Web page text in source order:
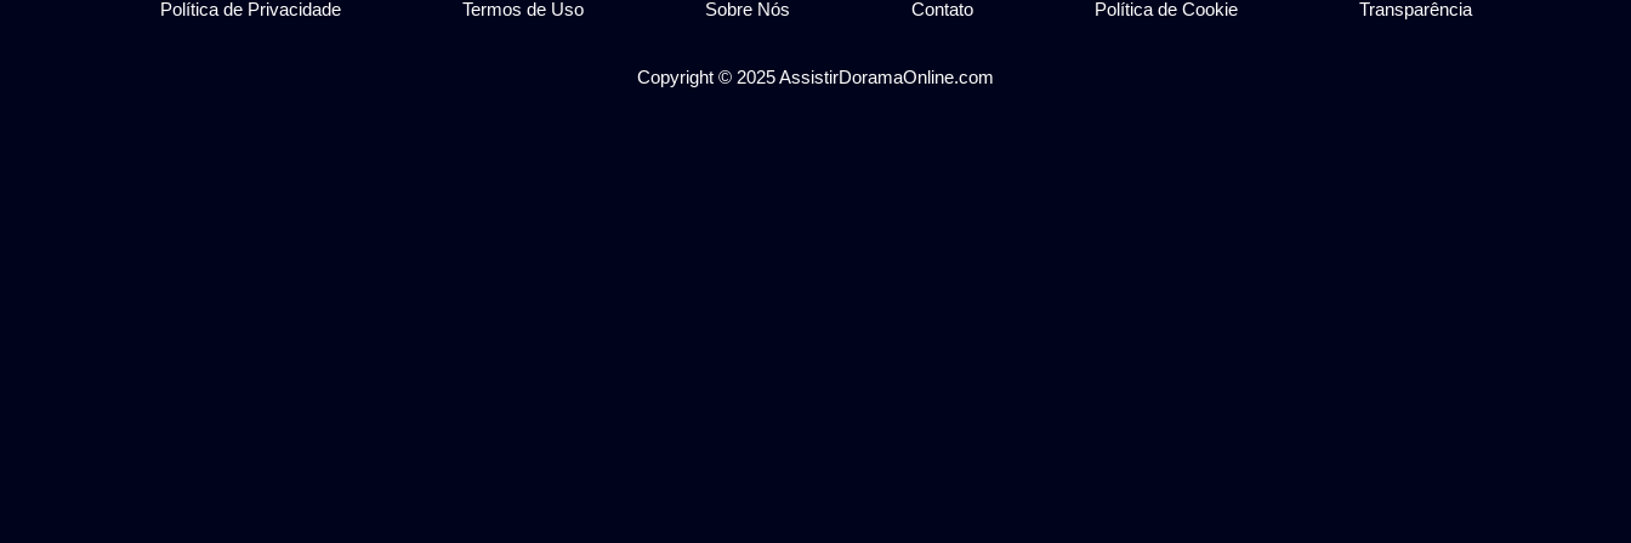
Política de Privacidade Termos de Uso Sobre Nós Contato Política de Cookie Transparência
Copyright © 2025 AssistirDoramaOnline.com